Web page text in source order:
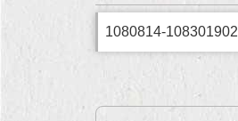
1080814-